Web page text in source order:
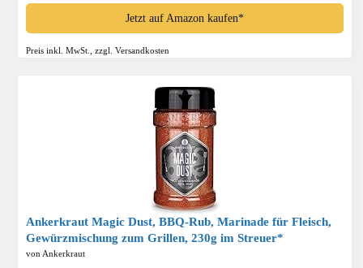
Jetzt auf Amazon kaufen*
Preis inkl. MwSt., zzgl. Versandkosten
Ankerkraut Magic Dust, BBQ-Rub, Marinade für Fleisch,
Gewürzmischung zum Grillen, 230g im Streuer*
von Ankerkraut